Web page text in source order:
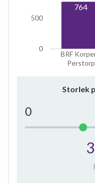
BRF
Perstorp
0
500
764
Storlek
0